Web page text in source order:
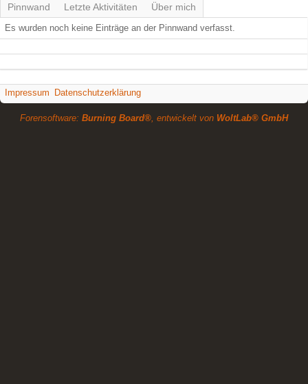
Pinnwand Letzte Aktivitäten Über mich
Es wurden noch keine Einträge an der Pinnwand verfasst.
Impressum Datenschutzerklärung
Forensoftware: Burning Board®, entwickelt von WoltLab® GmbH